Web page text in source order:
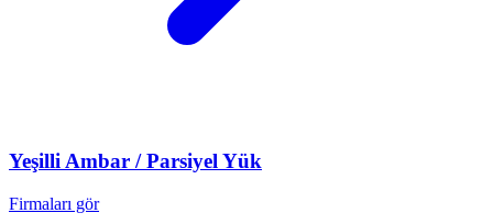
Yeşilli Ambar / Parsiyel Yük
Firmaları gör